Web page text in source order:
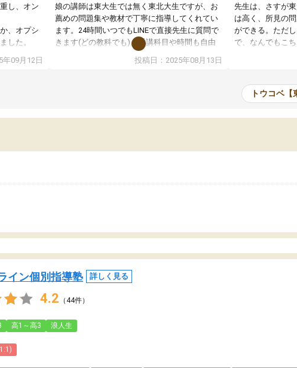
し、オン
、オプシ
した。
ーティン
を希望す
共有があ
言う事で
期での変
ました。
は良かっ
09月12日
娘の講師は東大生では無く東北大生ですが、お
薦めの問題集や教材で丁寧に指導してくれてい
ます。24時間いつでもLINEで直接先生に質問で
きます(どの教科でも)。受講科目や時間も自由
に決めれるので、個人に合った勉強ができると
思います。カリキュラム相談みたいなのがあり
ます。講師も合わなければチェンジできます
投稿日：2025年08月13日
先生は、さすが
は高く、所見の
ができる。ただ
で、なんでもこ
のだが、具体的
は、授業の先取
いただいたが、
範囲は限られて
なく、上手い活
トウコベ
イン個別指導塾 詳しく見る
4.2 （44件）
高1～高3 浪人生